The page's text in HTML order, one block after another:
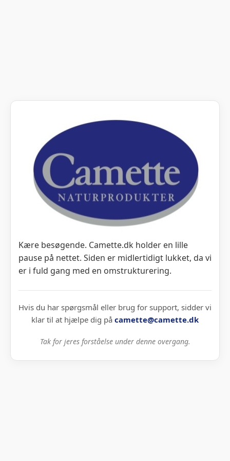
Kære besøgende. Camette.dk holder en lille
pause på nettet. Siden er midlertidigt lukket, da vi
er i fuld gang med en omstrukturering.
Hvis du har spørgsmål eller brug for support, sidder vi
klar til at hjælpe dig på camette@camette.dk
Tak for jeres forståelse under denne overgang.